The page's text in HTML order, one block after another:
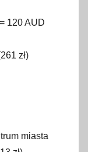
120 AUD
zł)
miasta